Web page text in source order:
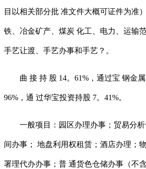
目以相关部分批 准文件大概可证件为准
铁、冶金矿产、煤炭 化工、电力、运输
手艺让渡、手艺办事和手艺？。
曲 接 持 股 14。61%，通过宝 钢金属
96%，通 过华宝投资持股 7。41%。
一般项目：园区办理办事；贸易分析
间办事； 地盘利用权租赁；酒店办理；
署理代办办事；普 通货色仓储办事（不